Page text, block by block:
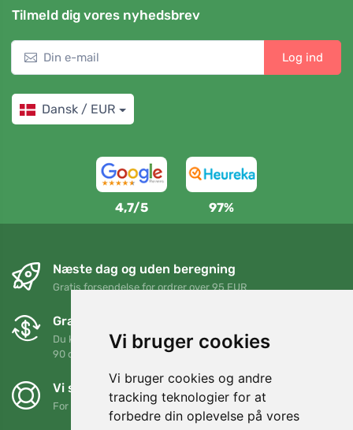
Vi bruger cookies
Vi bruger cookies og andre
tracking teknologier for at
forbedre din oplevelse på vores
Tilmeld dig vores nyhedsbrev
Log ind
Dansk / EUR
4,7/5 97%
Næste dag og uden beregning
Gratis forsendelse for ordrer over 95 EUR
Gratis ombytning og returnering
Du kan returnere eller bytte din ordre når som helst inden for
90 dage
Vi støtter Trees.org
For hver ordre planter vi et træ! Læs mere Om os